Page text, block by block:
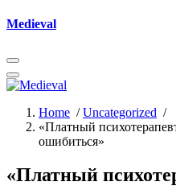
Skip
Medieval
Home /Uncategorized /
«Платный
ошибиться»
«Платный